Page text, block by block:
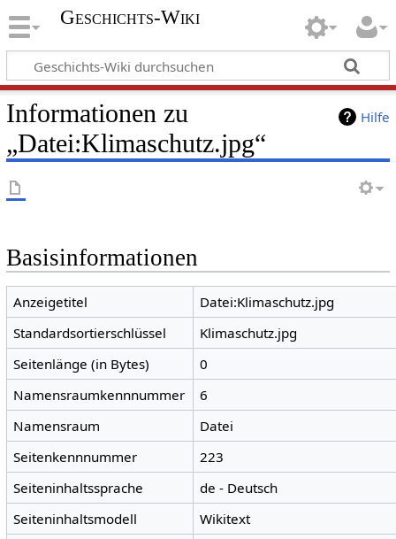
Geschichts-Wiki
Hilfe
Informationen zu
„Datei:Klimaschutz.jpg“
Basisinformationen
Anzeigetitel
Datei:Klimaschutz.jpg
Standardsortierschlüssel
Klimaschutz.jpg
Seitenlänge (in Bytes)
0
Namensraumkennnummer
6
Namensraum
Datei
Seitenkennnummer
223
Seiteninhaltssprache
de - Deutsch
Seiteninhaltsmodell
Wikitext